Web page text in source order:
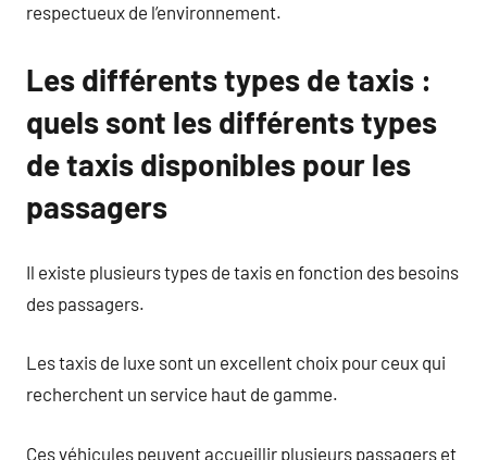
respectueux de l’environnement.
Les différents types de taxis :
quels sont les différents types
de taxis disponibles pour les
passagers
Il existe plusieurs types de taxis en fonction des besoins
des passagers.
Les taxis de luxe sont un excellent choix pour ceux qui
recherchent un service haut de gamme.
Ces véhicules peuvent accueillir plusieurs passagers et